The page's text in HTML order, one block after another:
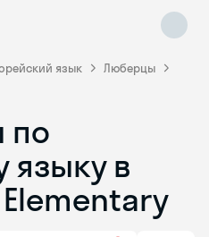
язык
Люберцы
по
языку в